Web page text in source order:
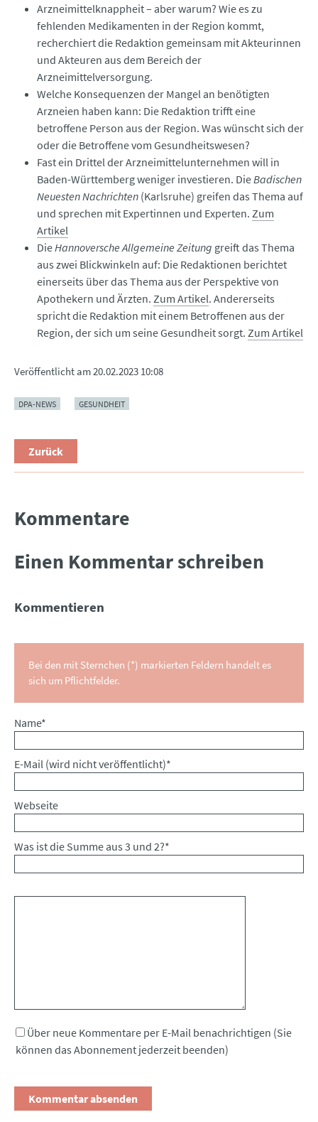
Arzneimittelknappheit – aber warum? Wie es zu
fehlenden Medikamenten in der Region kommt,
recherchiert die Redaktion gemeinsam mit Akteurinnen
und Akteuren aus dem Bereich der
Arzneimittelversorgung.
Welche Konsequenzen der Mangel an benötigten
Arzneien haben kann: Die Redaktion trifft eine
betroffene Person aus der Region. Was wünscht sich der
oder die Betroffene vom Gesundheitswesen?
Fast ein Drittel der Arzneimittelunternehmen will in
Baden-Württemberg weniger investieren. DieBadischen
Neuesten Nachrichten (Karlsruhe) greifen das Thema auf
und sprechen mit Expertinnen und Experten. Zum
Artikel
DieHannoversche Allgemeine Zeitung greift das Thema
aus zwei Blickwinkeln auf: Die Redaktionen berichtet
einerseits über das Thema aus der Perspektive von
Apothekern und Ärzten. Zum Artikel. Andererseits
spricht die Redaktion mit einem Betroffenen aus der
Region, der sich um seine Gesundheit sorgt. Zum Artikel
Veröffentlicht am20.02.2023 10:08
DPA-NEWS GESUNDHEIT
Zurück
Kommentare
Einen Kommentar schreiben
Kommentieren
Bei den mit Sternchen (*) markierten Feldern handelt es
sich um Pflichtfelder.
Pflichtfeld
Name*
Pflichtfeld
E-Mail (wird nicht veröffentlicht)*
Webseite
Was ist die Summe aus 3 und 2?*
Über neue Kommentare per E-Mail benachrichtigen (Sie
können das Abonnement jederzeit beenden)